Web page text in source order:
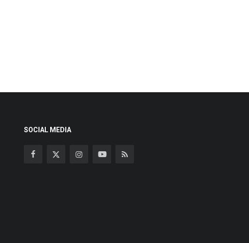
SOCIAL MEDIA